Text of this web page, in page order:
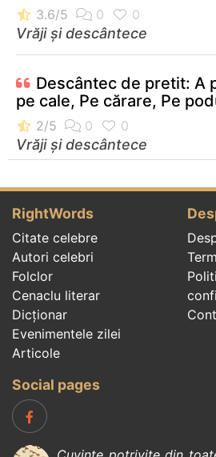
Vrăji și descântece
Descântec de pretit: A
pe cale, Pe cărare, Pe
Vrăji și descântece
RightWords
Citate celebre
Autori celebri
Folclor
Cenaclu literar
Dicționar
Evenimentele zilei
Articole
Social pages